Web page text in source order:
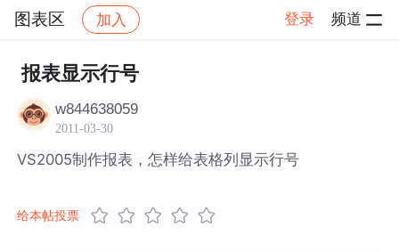
图表区 加入 登录 频道
社区 图表区
报表显示行号
w844638059
2011-03-30
VS2005制作报表，怎样给表格列显示行号
给本帖投票